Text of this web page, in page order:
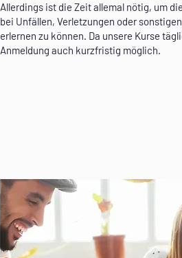
Allerdings ist die Zeit allemal nötig, um
bei Unfällen, Verletzungen oder
erlernen zu können. Da unsere Kurse
Anmeldung auch kurzfristig möglich.